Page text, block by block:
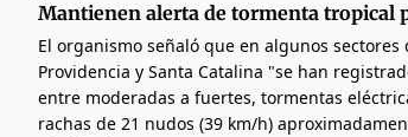
Mantienen alerta de tormenta tropical
El organismo señaló que en algunos
Providencia y Santa Catalina "se han
entre moderadas a fuertes, tormentas
rachas de 21 nudos (39 km/h)